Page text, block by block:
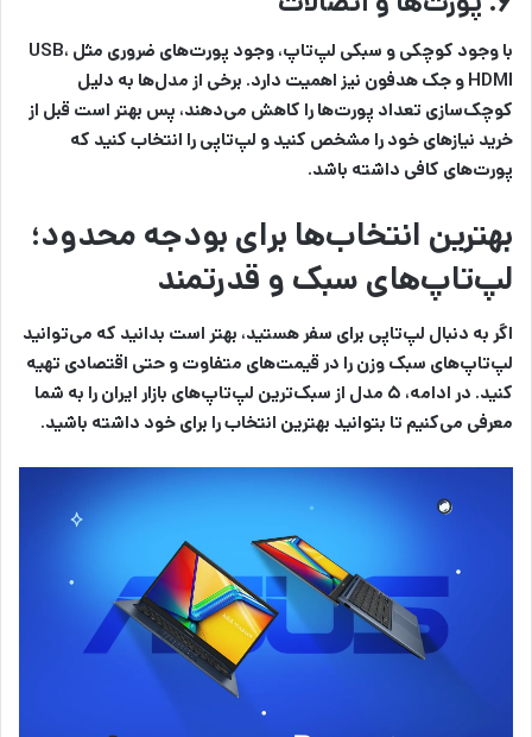
با وجود کوچکی و سبکی لپ‌تاپ، وجود پورت‌های ضروری مثل USB،
HDMI و جک هدفون نیز اهمیت دارد. برخی از مدل‌ها به دلیل
کوچک‌سازی تعداد پورت‌ها را کاهش می‌دهند، پس بهتر است قبل از
خرید نیازهای خود را مشخص کنید و لپ‌تاپی را انتخاب کنید که
پورت‌های کافی داشته باشد.
بهترین انتخاب‌ها برای بودجه محدود؛
لپ‌تاپ‌های سبک و قدرتمند
اگر به دنبال لپ‌تاپی برای سفر هستید، بهتر است بدانید که می‌توانید
لپ‌تاپ‌های سبک وزن را در قیمت‌های متفاوت و حتی اقتصادی تهیه
کنید. در ادامه، ۵ مدل از سبک‌ترین لپ‌تاپ‌های بازار ایران را به شما
معرفی می‌کنیم تا بتوانید بهترین انتخاب را برای خود داشته باشید.